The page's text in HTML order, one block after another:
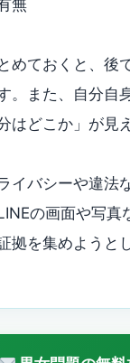
無
めておくと、後
。また、自分自
はどこか」が見
イバシーや違法
の画面や写
拠を集めようと